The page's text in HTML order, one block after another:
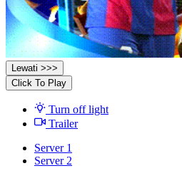
Lewati >>>
Click To Play
Turn off light
Trailer
Server 1
Server 2